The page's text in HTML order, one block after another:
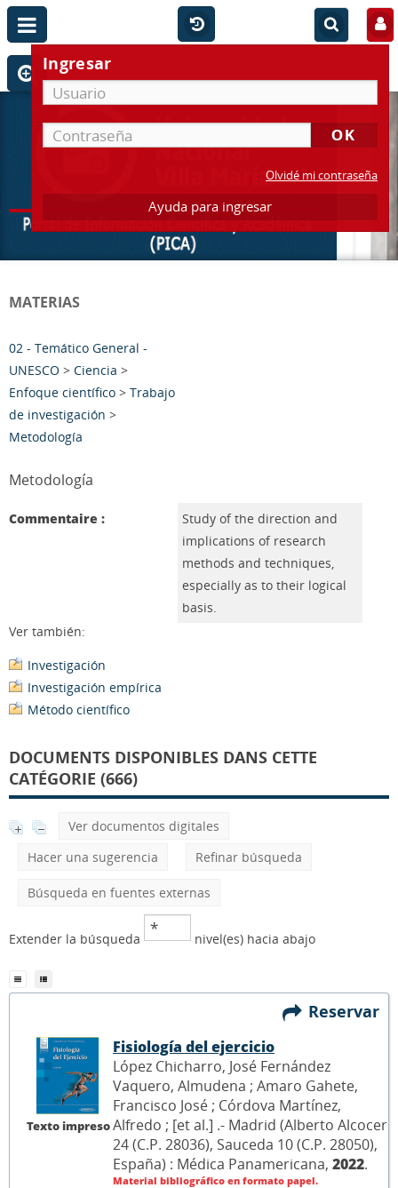
Ingresar
Olvidé mi contraseña
Ayuda para ingresar
MATERIAS
02 - Temático General -
UNESCO > Ciencia >
Enfoque científico > Trabajo
de investigación >
Metodología
Metodología
Commentaire :
Study of the direction and
implications of research
methods and techniques,
especially as to their logical
basis.
Ver también:
Investigación
Investigación empírica
Método científico
DOCUMENTS DISPONIBLES DANS CETTE
CATÉGORIE (666)
Ver documentos digitales
Hacer una sugerencia
Refinar búsqueda
Búsqueda en fuentes externas
Extender la búsqueda nivel(es) hacia abajo
Reservar
Texto impreso
Fisiología del ejercicio
López Chicharro, José Fernández
Vaquero, Almudena ; Amaro Gahete,
Francisco José ; Córdova Martínez,
Alfredo ; [et al.] .- Madrid (Alberto Alcocer
24 (C.P. 28036), Sauceda 10 (C.P. 28050),
España) : Médica Panamericana, 2022.
Material bibliográfico en formato papel.